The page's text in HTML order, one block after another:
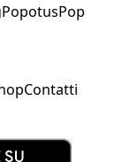
PopotusPop
Contatti